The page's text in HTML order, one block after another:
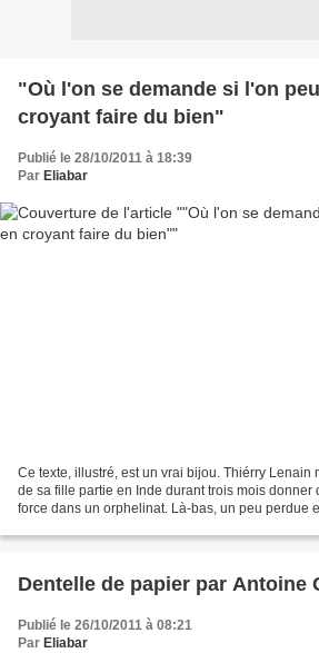
"Où l'on se demande si l'on
croyant faire du bien"
Publié le 28/10/2011 à 18:39
Par Eliabar
Ce texte, illustré, est un vrai bijou. Thiérry Lenain
de sa fille partie en Inde durant trois mois donner
force dans un orphelinat. Là-bas, un peu perdue
Dentelle de papier par Antoine
Publié le 26/10/2011 à 08:21
Par Eliabar